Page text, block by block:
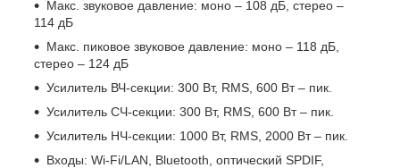
Макс. звуковое давление: моно – 108 дБ, стерео –
114 дБ
Макс. пиковое звуковое давление: моно – 118 дБ,
стерео – 124 дБ
Усилитель ВЧ-секции: 300 Вт, RMS, 600 Вт – пик.
Усилитель СЧ-секции: 300 Вт, RMS, 600 Вт – пик.
Усилитель НЧ-секции: 1000 Вт, RMS, 2000 Вт – пик.
Входы: Wi-Fi/LAN, Bluetooth, оптический SPDIF,